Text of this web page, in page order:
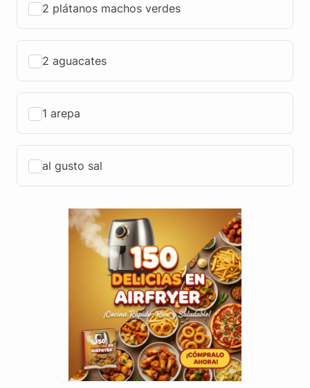
2 plátanos machos verdes
2 aguacates
1 arepa
al gusto sal